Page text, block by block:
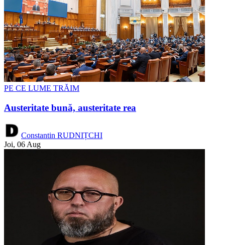
PE CE LUME TRĂIM
Austeritate bună, austeritate rea
Constantin RUDNIȚCHI
Joi, 06 Aug